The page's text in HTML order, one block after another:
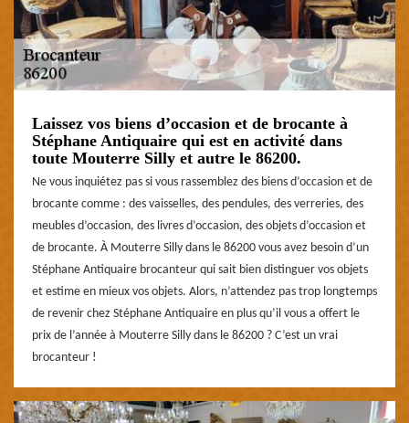
Laissez vos biens d’occasion et de brocante à
Stéphane Antiquaire qui est en activité dans
toute Mouterre Silly et autre le 86200.
Ne vous inquiétez pas si vous rassemblez des biens d’occasion et de
brocante comme : des vaisselles, des pendules, des verreries, des
meubles d’occasion, des livres d’occasion, des objets d’occasion et
de brocante. À Mouterre Silly dans le 86200 vous avez besoin d’un
Stéphane Antiquaire brocanteur qui sait bien distinguer vos objets
et estime en mieux vos objets. Alors, n’attendez pas trop longtemps
de revenir chez Stéphane Antiquaire en plus qu’il vous a offert le
prix de l’année à Mouterre Silly dans le 86200 ? C’est un vrai
brocanteur !